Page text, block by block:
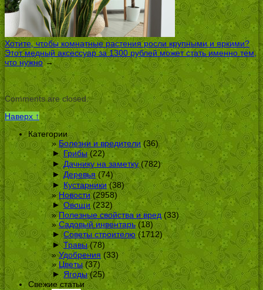
Хотите, чтобы комнатные растения росли крупными и яркими?
Этот медный аксессуар за 1300 рублей может стать именно тем,
что нужно→
Comments are closed.
Наверх ↑
Категории
Болезни и вредители(36)
► Грибы(22)
► Дачнику на заметку(782)
► Деревья (74)
► Кустарники(38)
Новости(2958)
► Овощи(232)
Полезные свойства и вред(33)
Садовый инвентарь (18)
► Советы строителю (1712)
► Травы(78)
Удобрения (33)
Цветы(37)
► Ягоды(25)
Свежие статьи